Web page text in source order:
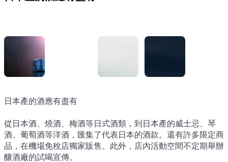
日本產的酒應有盡有
從日本酒、燒酒、梅酒等日式酒類，到日本產的威士忌、琴
酒、葡萄酒等洋酒，匯集了代表日本的酒款。還有許多限定商
品，在機場免稅店獨家販售。此外，店內活動空間不定期舉辦
釀酒廠的試喝宣傳。
日本產的酒應有盡有
從日本酒、燒酒、梅酒等日式酒類，到日本產的威士忌、琴
酒、葡萄酒等洋酒，匯集了代表日本的酒款。還有許多限定商
品，在機場免稅店獨家販售。此外，店內活動空間不定期舉辦
釀酒廠的試喝宣傳。
日本產的酒應有盡有
從日本酒、燒酒、梅酒等日式酒類，到日本產的威士忌、琴
酒、葡萄酒等洋酒，匯集了代表日本的酒款。還有許多限定商
品，在機場免稅店獨家販售。此外，店內活動空間不定期舉辦
釀酒廠的試喝宣傳。
日本產的酒應有盡有
從日本酒、燒酒、梅酒等日式酒類，到日本產的威士忌、琴
酒、葡萄酒等洋酒，匯集了代表日本的酒款。還有許多限定商
品，在機場免稅店獨家販售。此外，店內活動空間不定期舉辦
釀酒廠的試喝宣傳。